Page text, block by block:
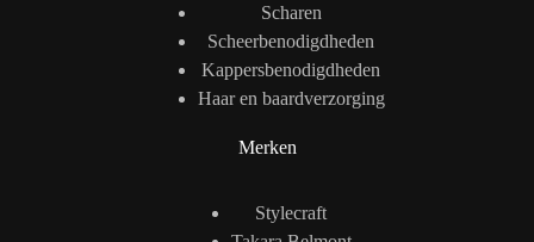
Scharen
Scheerbenodigdheden
Kappersbenodigdheden
Haar en baardverzorging
Merken
Stylecraft